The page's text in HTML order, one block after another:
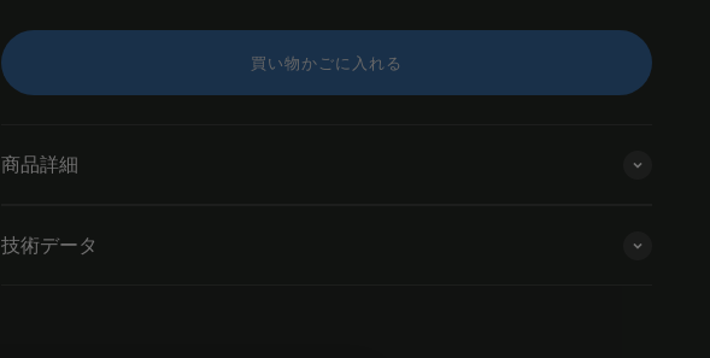
買い物かごに入れる
商品詳細
技術データ